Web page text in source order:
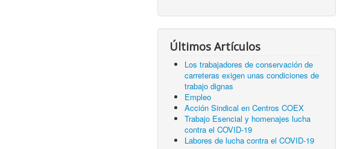
Últimos Artículos
Los trabajadores de conservación de
carreteras exigen unas condiciones de
trabajo dignas
Empleo
Acción Sindical en Centros COEX
Trabajo Esencial y homenajes lucha
contra el COVID-19
Labores de lucha contra el COVID-19